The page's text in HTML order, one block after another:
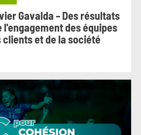
Gavalda – Des résultats
l'engagement des équipes
clients et de la société